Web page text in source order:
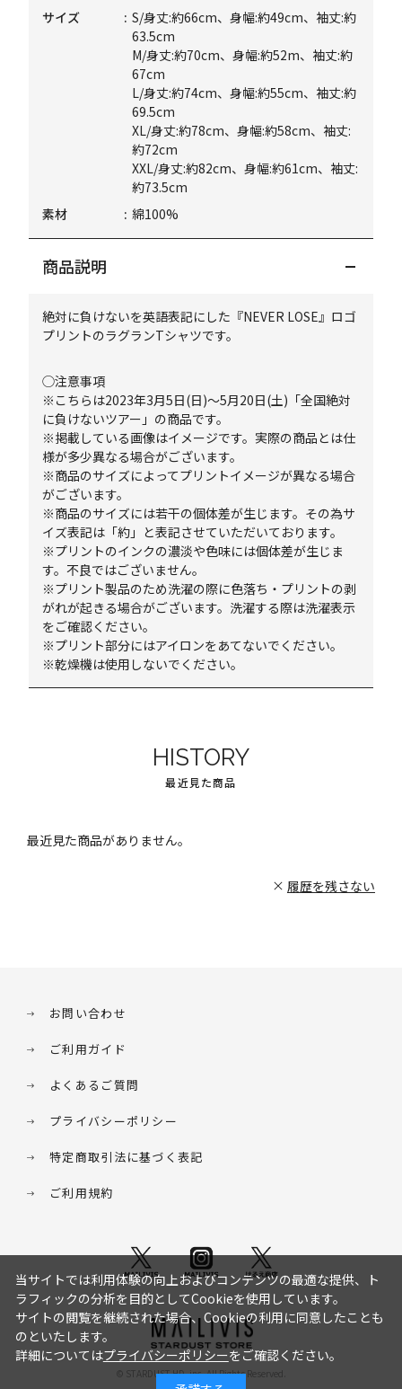
サイズ
S/身丈:約66cm、身幅:約49cm、袖丈:約
63.5cm
M/身丈:約70cm、身幅:約52m、袖丈:約
67cm
L/身丈:約74cm、身幅:約55cm、袖丈:約
69.5cm
XL/身丈:約78cm、身幅:約58cm、袖丈:
約72cm
XXL/身丈:約82cm、身幅:約61cm、袖丈:
約73.5cm
素材
綿100%
商品説明
絶対に負けないを英語表記にした『NEVER LOSE』ロゴ
プリントのラグランTシャツです。
◯注意事項
※こちらは2023年3月5日(日)～5月20日(土)「全国絶対
に負けないツアー」の商品です。
※掲載している画像はイメージです。実際の商品とは仕
様が多少異なる場合がございます。
※商品のサイズによってプリントイメージが異なる場合
がございます。
※商品のサイズには若干の個体差が生じます。その為サ
イズ表記は「約」と表記させていただいております。
※プリントのインクの濃淡や色味には個体差が生じま
す。不良ではございません。
※プリント製品のため洗濯の際に色落ち・プリントの剥
がれが起きる場合がございます。洗濯する際は洗濯表示
をご確認ください。
※プリント部分にはアイロンをあてないでください。
※乾燥機は使用しないでください。
HISTORY
最近見た商品
最近見た商品がありません。
履歴を残さない
お問い合わせ
ご利用ガイド
よくあるご質問
プライバシーポリシー
特定商取引法に基づく表記
ご利用規約
© STARDUST HD. inc. All Rights Reserved.
当サイトでは利用体験の向上およびコンテンツの最適な提供、ト
ラフィックの分析を目的としてCookieを使用しています。
サイトの閲覧を継続された場合、Cookieの利用に同意したことも
のといたします。
詳細についてはプライバシーポリシーをご確認ください。